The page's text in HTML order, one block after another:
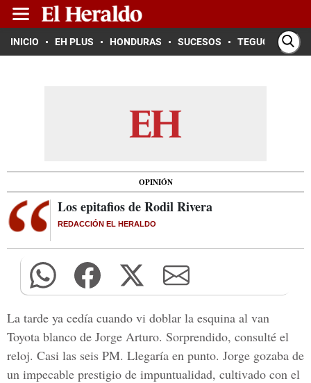
INICIO EH PLUS HONDURAS SUCESOS TEGUCIGALPA
OPINIÓN
Los epitafios de Rodil Rivera
REDACCIÓN EL HERALDO
La tarde ya cedía cuando vi doblar la esquina al van
Toyota blanco de Jorge Arturo. Sorprendido, consulté el
reloj. Casi las seis PM. Llegaría en punto. Jorge gozaba de
un impecable prestigio de impuntualidad, cultivado con el